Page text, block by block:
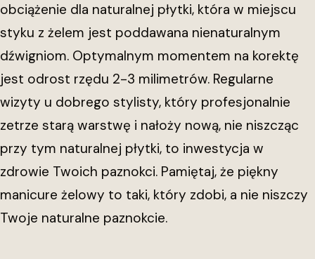
obciążenie dla naturalnej płytki, która w miejscu
styku z żelem jest poddawana nienaturalnym
dźwigniom. Optymalnym momentem na korektę
jest odrost rzędu 2-3 milimetrów. Regularne
wizyty u dobrego stylisty, który profesjonalnie
zetrze starą warstwę i nałoży nową, nie niszcząc
przy tym naturalnej płytki, to inwestycja w
zdrowie Twoich paznokci. Pamiętaj, że piękny
manicure żelowy to taki, który zdobi, a nie niszczy
Twoje naturalne paznokcie.